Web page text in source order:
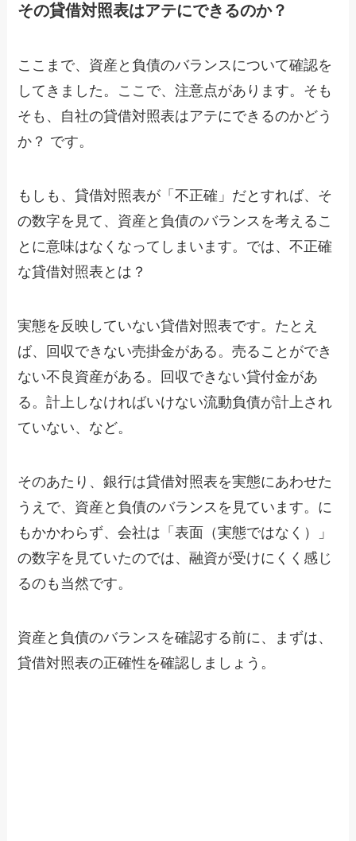
その貸借対照表はアテにできるのか？
ここまで、資産と負債のバランスについて確認を
してきました。ここで、注意点があります。そも
そも、自社の貸借対照表はアテにできるのかどう
か？ です。
もしも、貸借対照表が「不正確」だとすれば、そ
の数字を見て、資産と負債のバランスを考えるこ
とに意味はなくなってしまいます。では、不正確
な貸借対照表とは？
実態を反映していない貸借対照表です。たとえ
ば、回収できない売掛金がある。売ることができ
ない不良資産がある。回収できない貸付金があ
る。計上しなければいけない流動負債が計上され
ていない、など。
そのあたり、銀行は貸借対照表を実態にあわせた
うえで、資産と負債のバランスを見ています。に
もかかわらず、会社は「表面（実態ではなく）」
の数字を見ていたのでは、融資が受けにくく感じ
るのも当然です。
資産と負債のバランスを確認する前に、まずは、
貸借対照表の正確性を確認しましょう。